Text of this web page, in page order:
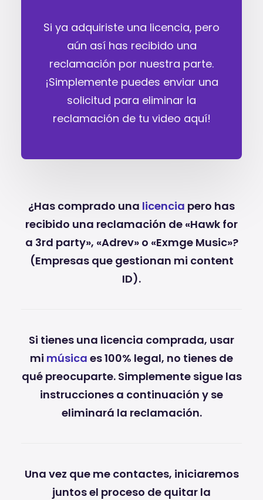
Si ya adquiriste una licencia, pero
aún así has recibido una
reclamación por nuestra parte.
¡Simplemente puedes enviar una
solicitud para eliminar la
reclamación de tu video aquí!
¿Has comprado una licencia pero has
recibido una reclamación de «Hawk for
a 3rd party», «Adrev» o «Exmge Music»?
(Empresas que gestionan mi content
ID).
Si tienes una licencia comprada, usar
mi música es 100% legal, no tienes de
qué preocuparte. Simplemente sigue las
instrucciones a continuación y se
eliminará la reclamación.
Una vez que me contactes, iniciaremos
juntos el proceso de quitar la